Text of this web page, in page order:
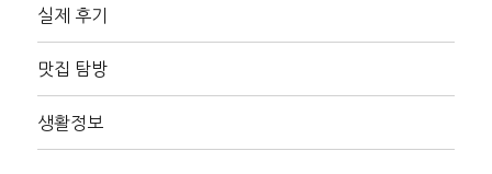
장
실제 후기
맛집 탐방
생활정보